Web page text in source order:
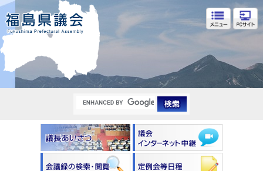
福島県議会